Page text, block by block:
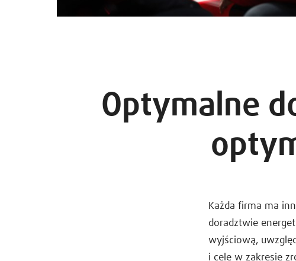
Optymalne
Każda firma ma
doradztwie
wyjściową,
i cele w zakresie